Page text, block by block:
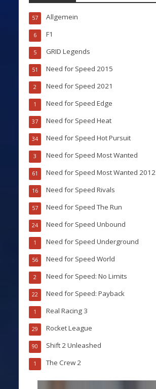
Allgemein
57
F1
6
GRID Legends
5
Need for Speed 2015
51
Need for Speed 2021
2
Need for Speed Edge
1
Need for Speed Heat
37
Need for Speed Hot Pursuit
34
Need for Speed Most Wanted
3
Need for Speed Most Wanted 2012
61
Need for Speed Rivals
16
Need for Speed The Run
57
Need for Speed Unbound
24
Need for Speed Underground
1
Need for Speed World
56
Need for Speed: No Limits
2
Need for Speed: Payback
22
Real Racing 3
1
Rocket League
29
Shift 2 Unleashed
90
The Crew 2
1